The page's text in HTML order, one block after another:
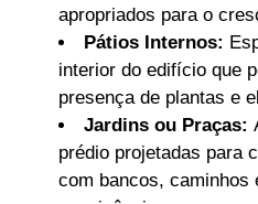
apropriados para o
Pátios Internos:
interior do edifício que
presença de plantas e
Jardins ou Praças:
prédio projetadas para
com bancos, caminhos